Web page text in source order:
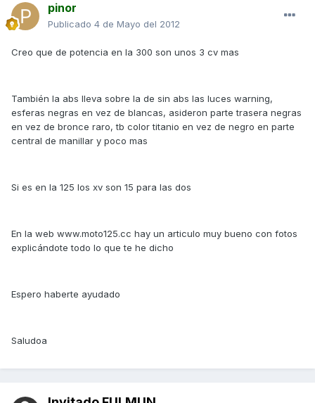
pinor
Publicado 4 de Mayo del 2012
Creo que de potencia en la 300 son unos 3 cv mas
También la abs lleva sobre la de sin abs las luces warning,
esferas negras en vez de blancas, asideron parte trasera negras
en vez de bronce raro, tb color titanio en vez de negro en parte
central de manillar y poco mas
Si es en la 125 los xv son 15 para las dos
En la web www.moto125.cc hay un articulo muy bueno con fotos
explicándote todo lo que te he dicho
Espero haberte ayudado
Saludoa